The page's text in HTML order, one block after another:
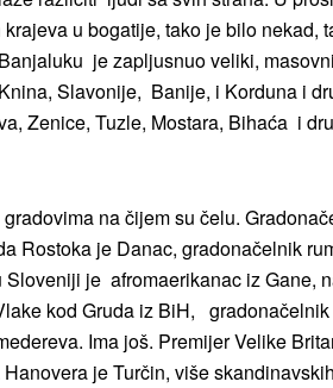
u bogatije, tako je bilo nekad,
je zapljusnuo veliki,
Slavonije, Banije, i Korduna i
Zenice, Tuzle, Mostara, Bihaća i
na čijem su čelu.
Rostoka je Danac, gradonačelnik
je afromaerikanac iz Gane,
kod Gruda iz BiH,
Ima još. Premijer Velike
je Turčin, više skandinavskih